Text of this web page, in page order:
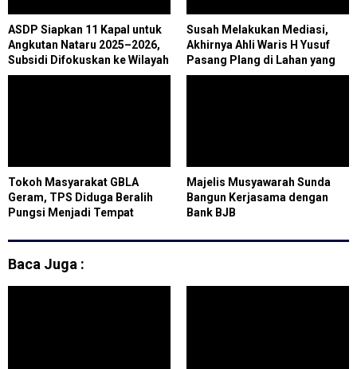
ASDP Siapkan 11 Kapal untuk
Angkutan Nataru 2025–2026,
Subsidi Difokuskan ke Wilayah
Terpencil Maluku KH PK
Susah Melakukan Mediasi,
Akhirnya Ahli Waris H Yusuf
Pasang Plang di Lahan yang
Dikuasai Ahli Waris H.AP
Tokoh Masyarakat GBLA
Geram, TPS Diduga Beralih
Pungsi Menjadi Tempat
Majelis Musyawarah Sunda
Bangun Kerjasama dengan
Bank BJB
Baca Juga :